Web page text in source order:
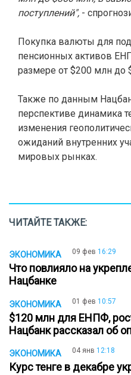
поступлений", -
Покупка валюты для
пенсионных активов
размере от $200 млн до
Также по данным
перспективе динамика
изменения
ожиданий внутренних
мировых рынках.
ЧИТАЙТЕ ТАКЖЕ:
ЭКОНОМИКА 09 фев 16:29
Что повлияло на
Нацбанке
ЭКОНОМИКА 01 фев 10:57
$120 млн для ЕНПФ,
Нацбанк рассказал об
ЭКОНОМИКА 04 янв 12:18
Курс тенге в декабре